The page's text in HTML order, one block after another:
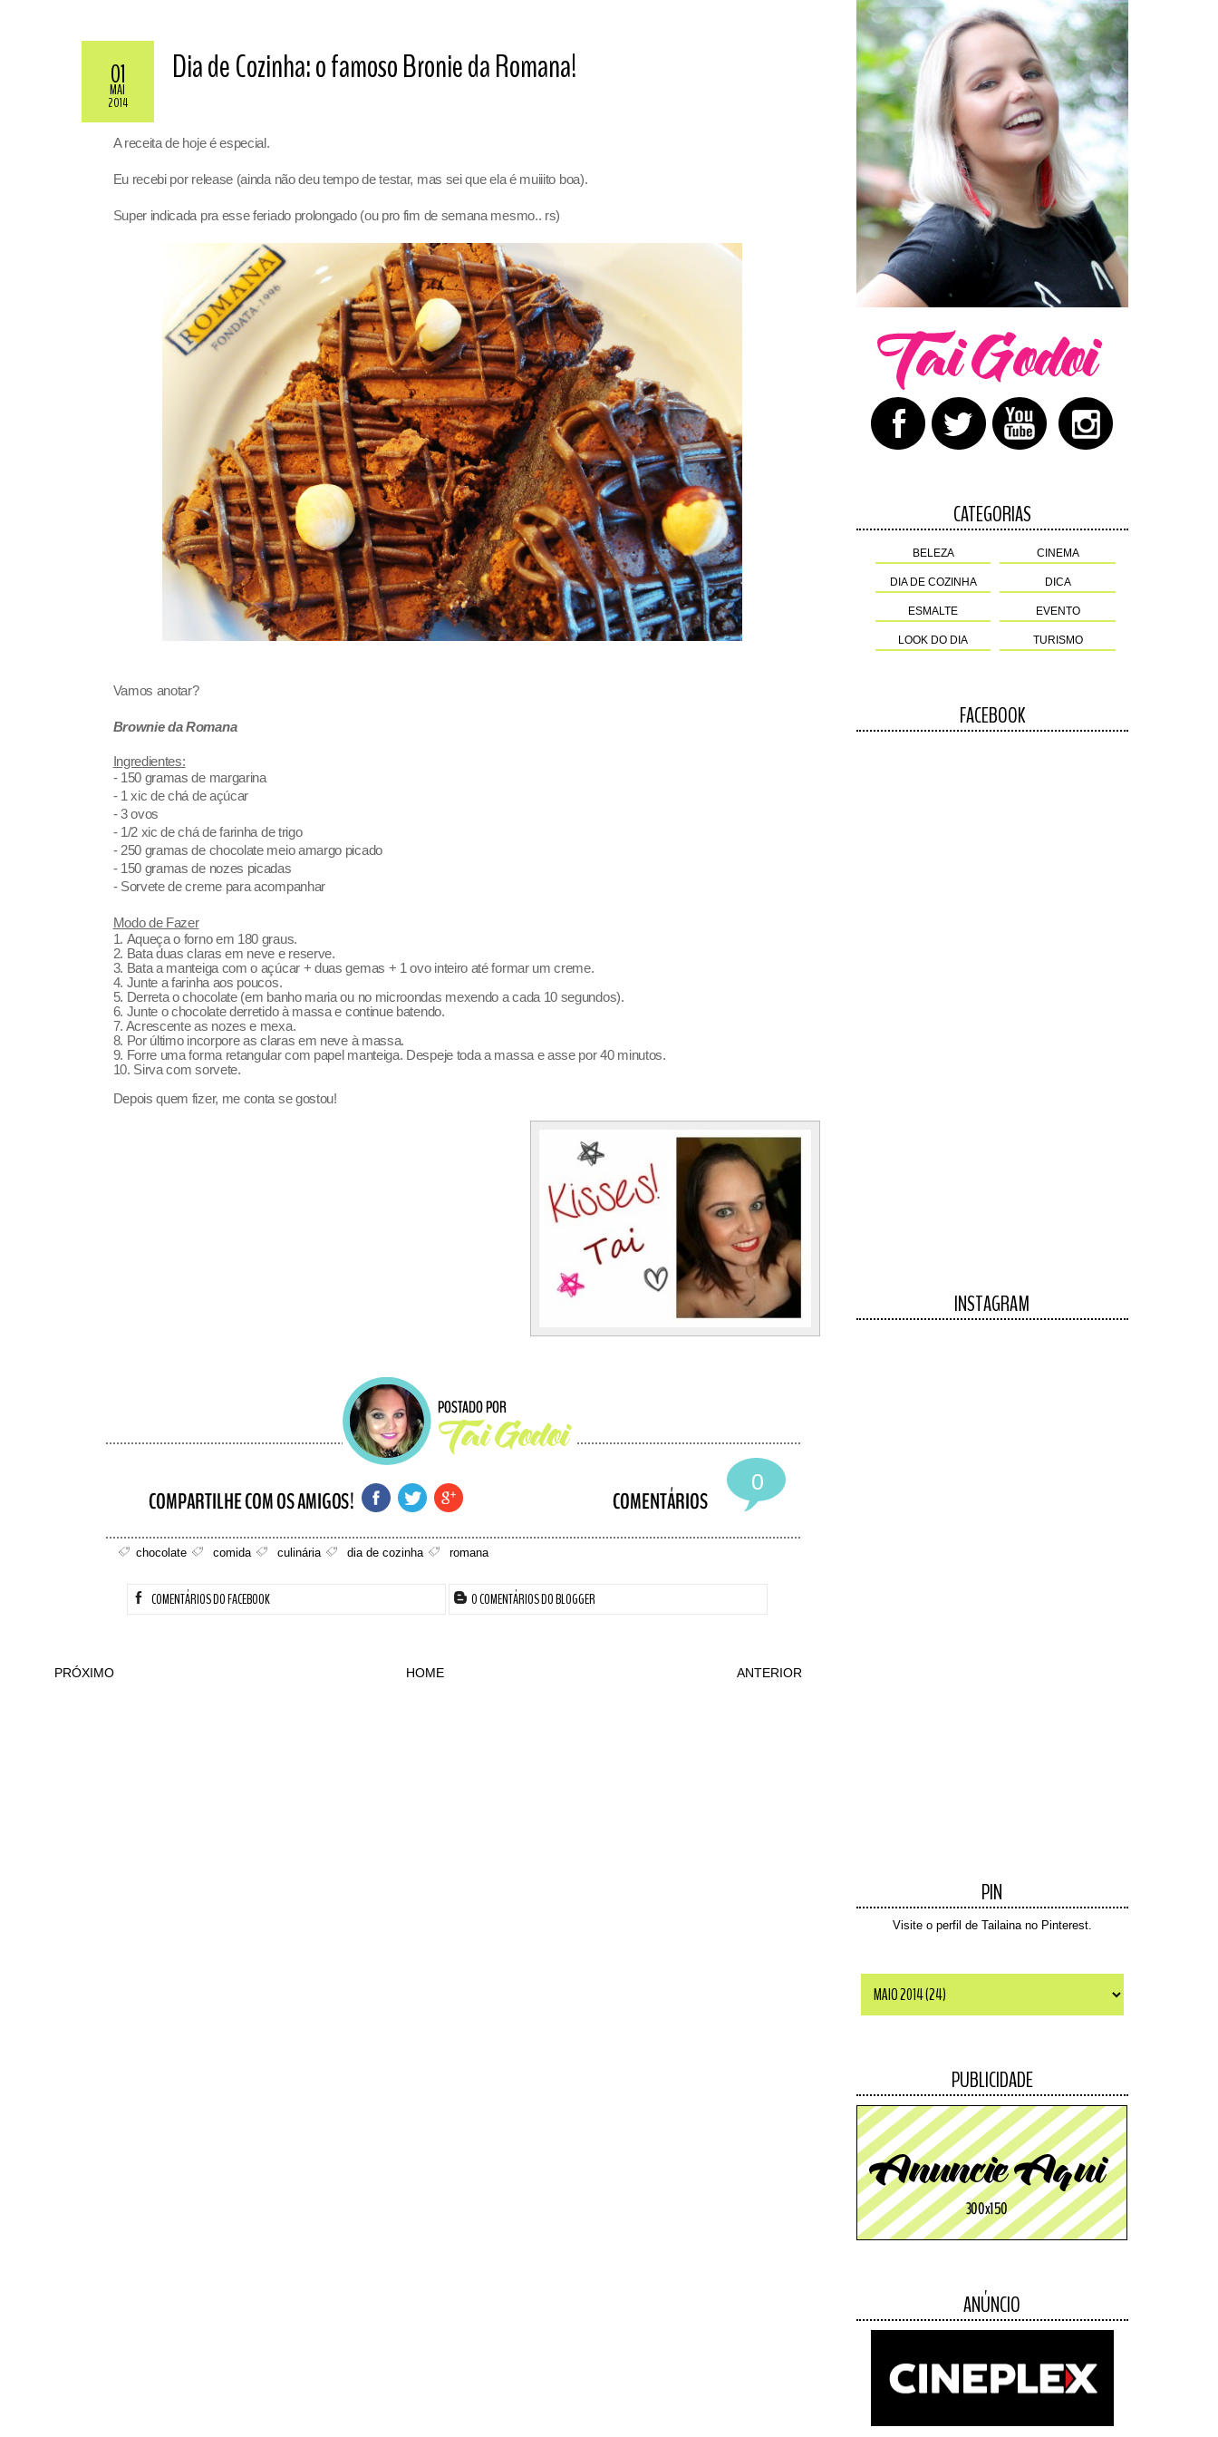
01
MAI
2014
Dia de Cozinha: o famoso Bronie da Romana!
A receita de hoje é especial.
Eu recebi por release (ainda não deu tempo de testar, mas sei que ela é muiiito boa).
Super indicada pra esse feriado prolongado (ou pro fim de semana mesmo.. rs)
Vamos anotar?
Brownie da Romana
Ingredientes:
- 150 gramas de margarina
- 1 xic de chá de açúcar
- 3 ovos
- 1/2 xic de chá de farinha de trigo
- 250 gramas de chocolate meio amargo picado
- 150 gramas de nozes picadas
- Sorvete de creme para acompanhar
Modo de Fazer
1. Aqueça o forno em 180 graus.
2. Bata duas claras em neve e reserve.
3. Bata a manteiga com o açúcar + duas gemas + 1 ovo inteiro até formar um creme.
4. Junte a farinha aos poucos.
5. Derreta o chocolate (em banho maria ou no microondas mexendo a cada 10 segundos).
6. Junte o chocolate derretido à massa e continue batendo.
7. Acrescente as nozes e mexa.
8. Por último incorpore as claras em neve à massa.
9. Forre uma forma retangular com papel manteiga. Despeje toda a massa e asse por 40 minutos.
10. Sirva com sorvete.
Depois quem fizer, me conta se gostou!
0
chocolate comida culinária dia de cozinha romana
COMENTÁRIOS DO FACEBOOK 0 COMENTÁRIOS DO BLOGGER
PRÓXIMO HOME ANTERIOR
CATEGORIAS
BELEZA CINEMA
DIA DE COZINHA DICA
ESMALTE EVENTO
LOOK DO DIA TURISMO
FACEBOOK
INSTAGRAM
PIN
Visite o perfil de Tailaina no Pinterest.
PUBLICIDADE
ANÚNCIO